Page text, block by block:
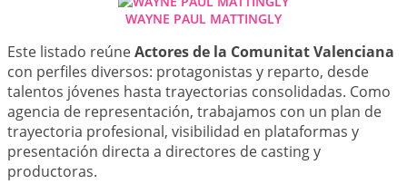
WAYNE PAUL MATTINGLY
Este listado reúneActores de la Comunitat Valenciana
con perfiles diversos: protagonistas y reparto, desde
talentos jóvenes hasta trayectorias consolidadas. Como
agencia de representación, trabajamos con un plan de
trayectoria profesional, visibilidad en plataformas y
presentación directa a directores de casting y
productoras.